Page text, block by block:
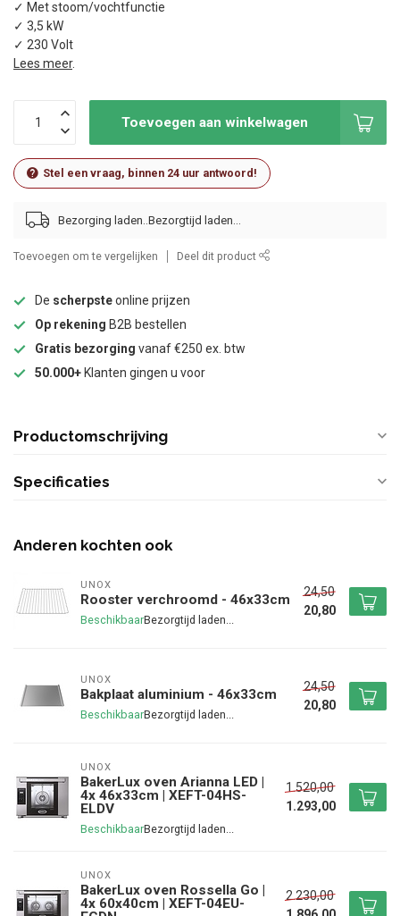
✓ Met stoom/vochtfunctie
✓ 3,5 kW
✓ 230 Volt
Lees meer.
Toevoegen aan winkelwagen
Stel een vraag, binnen 24 uur antwoord!
Bezorging laden..
Toevoegen om te vergelijken Deel dit product
De scherpsteonline prijzen
Op rekening B2B bestellen
Gratis bezorging vanaf €250 ex. btw
50.000+ Klanten gingen u voor
Productomschrijving
Specificaties
Anderen kochten ook
UNOX
Rooster verchroomd - 46x33cm
Beschikbaar
24,50
20,80
UNOX
Bakplaat aluminium - 46x33cm
Beschikbaar
24,50
20,80
UNOX
BakerLux oven Arianna LED |
4x 46x33cm | XEFT-04HS-
ELDV
Beschikbaar
1.520,00
1.293,00
UNOX
BakerLux oven Rossella Go |
4x 60x40cm | XEFT-04EU-
2.230,00